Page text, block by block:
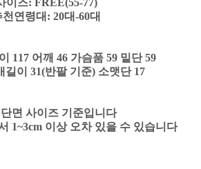
이즈: FREE(55-77)
천연령대: 20대-60대
117 어깨 46 가슴품 59 밑단 59
길이 31(반팔 기준) 소맷단 17
단면 사이즈 기준입니다
1~3cm 이상 오차 있을 수 있습니다